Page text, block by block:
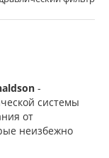
-
системы
от
неизбежно